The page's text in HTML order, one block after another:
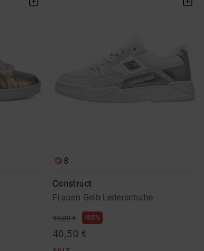
8
Construct
Frauen Gelb Lederschuhe
90,00 € 55%
40,50 €